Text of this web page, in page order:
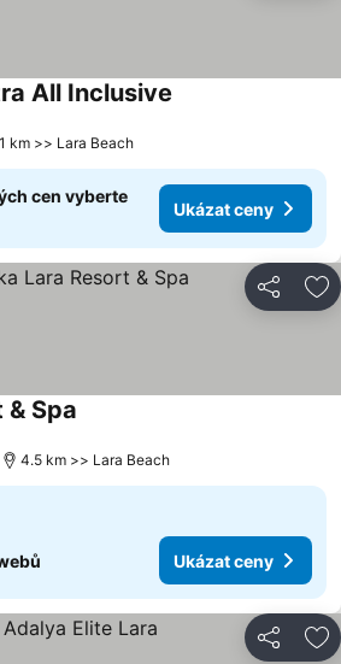
All Inclusive
km >> Lara Beach
cen vyberte
Ukázat ceny
Sdílet
Spa
4.5 km >> Lara Beach
Ukázat ceny
Sdílet